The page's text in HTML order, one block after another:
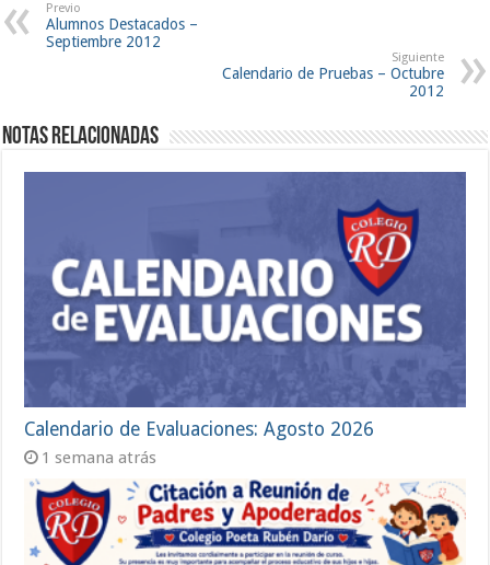
Previo
Alumnos Destacados –
Septiembre 2012
Siguiente
Calendario de Pruebas – Octubre
2012
Notas Relacionadas
Calendario de Evaluaciones: Agosto 2026
1 semana atrás